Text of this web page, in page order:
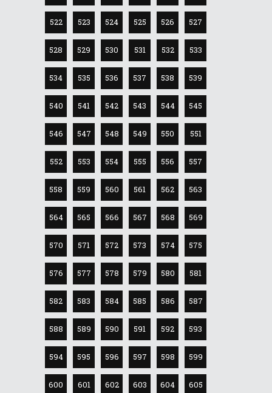
522 523 524 525 526 527
528 529 530 531 532 533
534 535 536 537 538 539
540 541 542 543 544 545
546 547 548 549 550 551
552 553 554 555 556 557
558 559 560 561 562 563
564 565 566 567 568 569
570 571 572 573 574 575
576 577 578 579 580 581
582 583 584 585 586 587
588 589 590 591 592 593
594 595 596 597 598 599
600 601 602 603 604 605